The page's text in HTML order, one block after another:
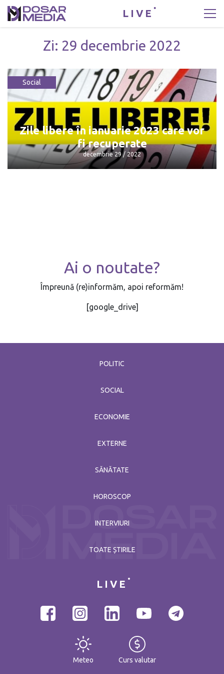
LIVE
Zi: 29 decembrie 2022
Social
Zile libere în ianuarie 2023 care vor
fi recuperate
decembrie 29 / 2022
Ai o noutate?
Împreună (re)informăm, apoi reformăm!
[google_drive]
POLITIC
SOCIAL
ECONOMIE
EXTERNE
SĂNĂTATE
HOROSCOP
INTERVIURI
TOATE ȘTIRILE
LIVE
Meteo Curs valutar